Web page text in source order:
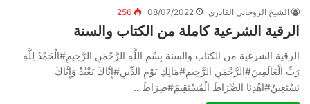
الشيخ الروحاني القادري 08/07/2022
256
الرقية الشرعية كاملة من الكتاب والسنة
الرقية الشرعية من الكتاب والسنة بِسْمِ اللَّهِ الرَّحْمَنِ الرَّحِيمِ#الْحَمْدُ لِلَّهِ
رَبِّ الْعَالَمِينَ#الرَّحْمَنِ الرَّحِيمِ#مَالِكِ يَوْمِ الدِّينِ#إِيَّاكَ نَعْبُدُ وَإِيَّاكَ
نَسْتَعِينُ#اهْدِنَا الصِّرَاطَ الْمُسْتَقِيمَ#صِرَاطَ…